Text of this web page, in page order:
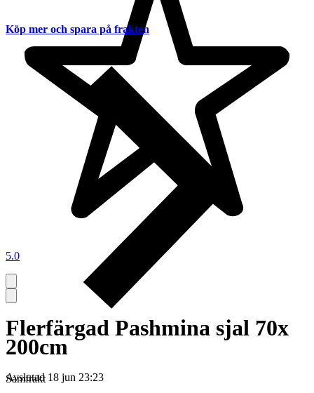
5.0
Flerfärgad Pashmina sjal 70x
200cm
Avslutad 18 jun 23:23
Köp mer och spara på frakten
Samfrakt